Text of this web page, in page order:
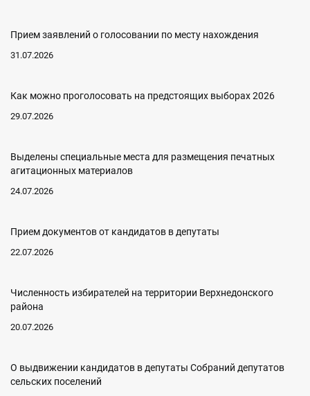
Прием заявлений о голосовании по месту нахождения
31.07.2026
Как можно проголосовать на предстоящих выборах 2026
29.07.2026
Выделены специальные места для размещения печатных
агитационных материалов
24.07.2026
Прием документов от кандидатов в депутаты
22.07.2026
Численность избирателей на территории Верхнедонского
района
20.07.2026
О выдвижении кандидатов в депутаты Собраний депутатов
сельских поселений